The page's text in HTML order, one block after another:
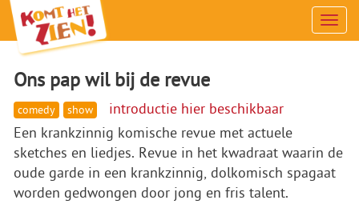
Menu
Ons pap wil bij de revue
comedy show
introductie hier beschikbaar
Een krankzinnig komische revue met actuele
sketches en liedjes. Revue in het kwadraat waarin de
oude garde in een krankzinnig, dolkomisch spagaat
worden gedwongen door jong en fris talent.